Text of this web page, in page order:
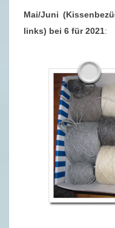
Mai/Juni
links) bei 6 für 2021: